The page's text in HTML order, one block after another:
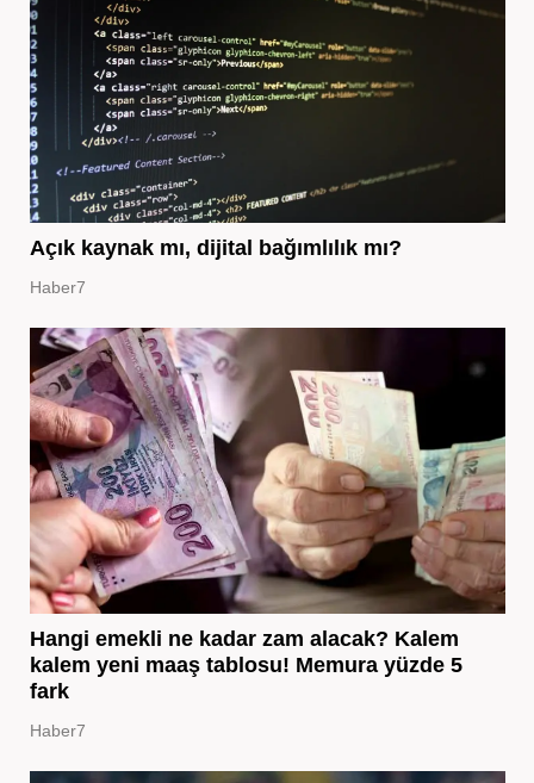
Açık kaynak mı, dijital bağımlılık mı?
Haber7
Hangi emekli ne kadar zam alacak? Kalem
kalem yeni maaş tablosu! Memura yüzde 5
fark
Haber7